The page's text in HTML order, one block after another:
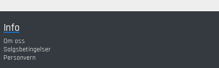
Info
Om oss
Salgsbetingelser
Personvern